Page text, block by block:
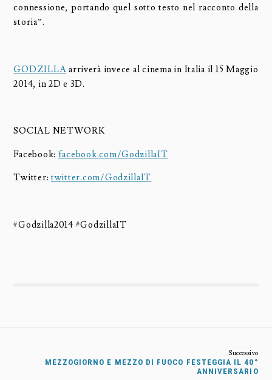
connessione, portando quel sotto testo nel racconto della
storia”.
GODZILLA arriverà invece al cinema in Italia il 15 Maggio
2014, in 2D e 3D.
SOCIAL NETWORK
Facebook: facebook.com/GodzillaIT
Twitter:twitter.com/GodzillaIT
#Godzilla2014 #GodzillaIT
MEZZOGIORNO E MEZZO DI FUOCO FESTEGGIA IL 40°
ANNIVERSARIO